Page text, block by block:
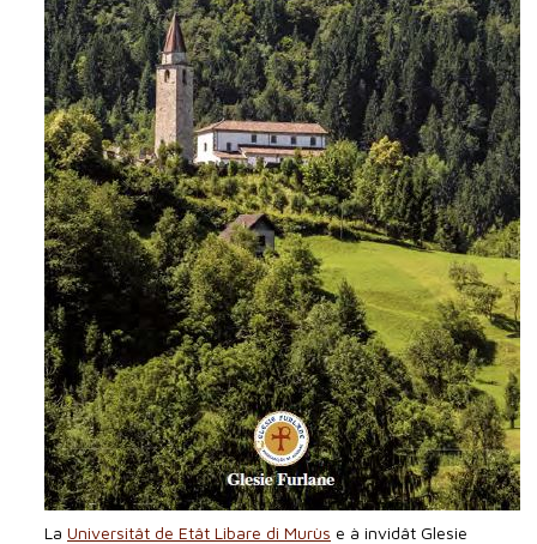
La Universitât de Etât Libare di Murùs e à invidât Glesie